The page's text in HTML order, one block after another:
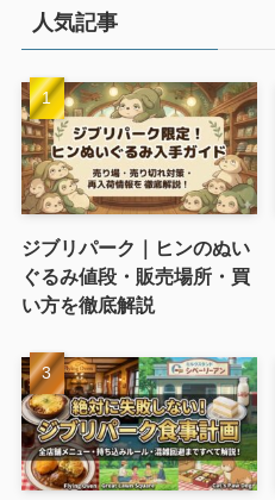
人気記事
ジブリパーク｜ヒンのぬい
ぐるみ値段・販売場所・買
い方を徹底解説